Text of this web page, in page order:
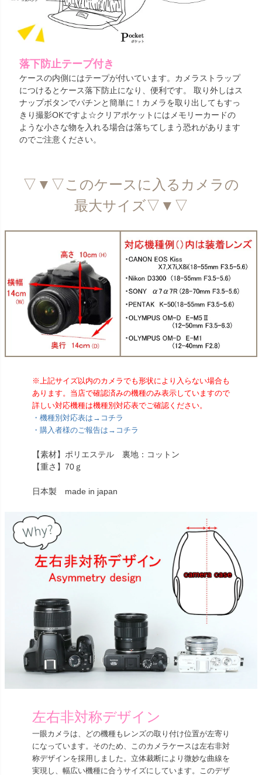
落下防止テープ付き
ケースの内側にはテープが付いています。カメラストラップ
につけるとケース落下防止になり、便利です。 取り外しはス
ナップボタンでパチンと簡単に！カメラを取り出してもすっ
きり撮影OKですよ☆クリアポケットにはメモリーカードの
ような小さな物を入れる場合は落ちてしまう恐れがあります
のでご注意ください。
▽▼▽このケースに入るカメラの
最大サイズ▽▼▽
※上記サイズ以内のカメラでも形状により入らない場合も
あります。当店で確認済みの機種のみ表示していますので
詳しい対応機種は機種別対応表でご確認ください。
・機種別対応表は→コチラ
・購入者様のご報告は→コチラ
【素材】ポリエステル 裏地：コットン
【重さ】70ｇ
日本製 made in japan
左右非対称デザイン
一眼カメラは、どの機種もレンズの取り付け位置が左寄り
になっています。そのため、このカメラケースは左右非対
称デザインを採用しました。立体裁断により微妙な曲線を
実現し、幅広い機種に合うサイズにしています。このデザ